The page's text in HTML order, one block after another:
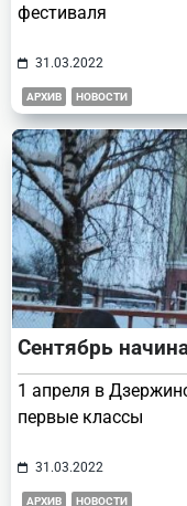
фестиваля
31.03.2022
АРХИВ НОВОСТИ
Сентябрь
1 апреля в
первые классы
31.03.2022
АРХИВ НОВОСТИ